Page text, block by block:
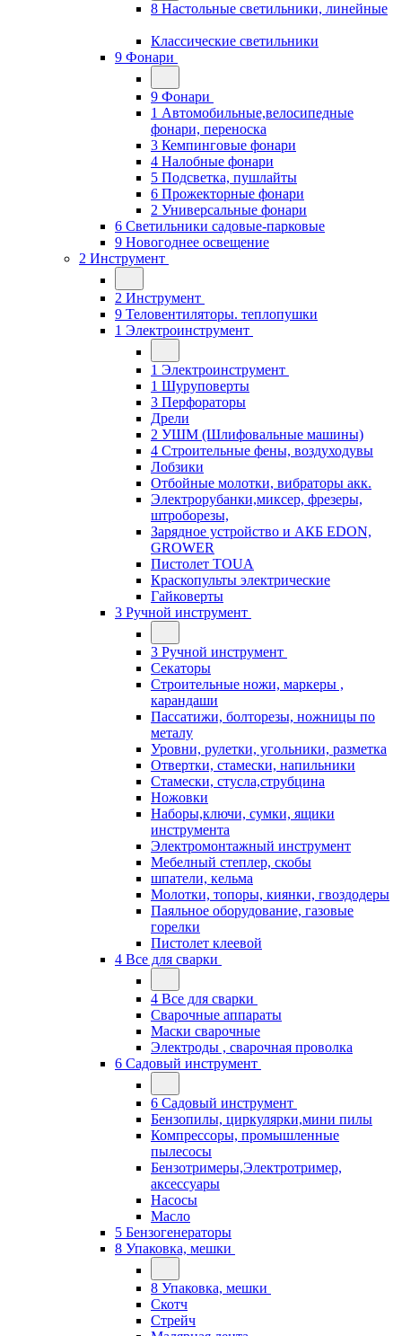
8 Настольные светильники, линейные
Классические светильники
9 Фонари
9 Фонари
1 Автомобильные,велосипедные
фонари, переноска
3 Кемпинговые фонари
4 Налобные фонари
5 Подсветка, пушлайты
6 Прожекторные фонари
2 Универсальные фонари
6 Светильники садовые-парковые
9 Новогоднее освещение
2 Инструмент
2 Инструмент
9 Теловентиляторы. теплопушки
1 Электроинструмент
1 Электроинструмент
1 Шуруповерты
3 Перфораторы
Дрели
2 УШМ (Шлифовальные машины)
4 Строительные фены, воздуходувы
Лобзики
Отбойные молотки, вибраторы акк.
Электрорубанки,миксер, фрезеры,
штроборезы,
Зарядное устройство и АКБ EDON,
GROWER
Пистолет TOUA
Краскопульты электрические
Гайковерты
3 Ручной инструмент
3 Ручной инструмент
Cекаторы
Строительные ножи, маркеры ,
карандаши
Пассатижи, болторезы, ножницы по
металу
Уровни, рулетки, угольники, разметка
Отвертки, стамески, напильники
Стамески, стусла,струбцина
Ножовки
Наборы,ключи, сумки, ящики
инструмента
Электромонтажный инструмент
Мебелный степлер, скобы
шпатели, кельма
Молотки, топоры, киянки, гвоздодеры
Паяльное оборудование, газовые
горелки
Пистолет клеевой
4 Все для сварки
4 Все для сварки
Сварочные аппараты
Маски сварочные
Электроды , сварочная проволка
6 Садовый инструмент
6 Садовый инструмент
Бензопилы, циркулярки,мини пилы
Компрессоры, промышленные
пылесосы
Бензотримеры,Электротример,
аксессуары
Насосы
Масло
5 Бензогенераторы
8 Упаковка, мешки
8 Упаковка, мешки
Скотч
Стрейч